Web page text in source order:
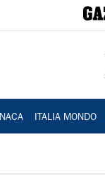
ITALIA MONDO